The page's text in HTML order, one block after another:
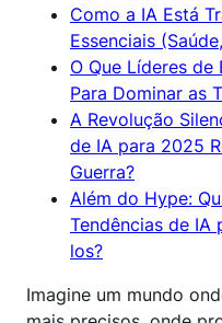
Como a IA Está
Essenciais
O Que Líderes de
Para Dominar as
A Revolução
de IA para 2025
Guerra?
Além do Hype:
Tendências de IA
los?
Imagine um mundo